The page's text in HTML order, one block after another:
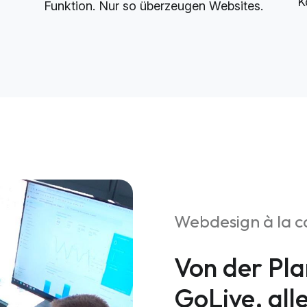
Funktion. Nur so überzeugen Websites.
Webdesign à la
Von der
GoLive,